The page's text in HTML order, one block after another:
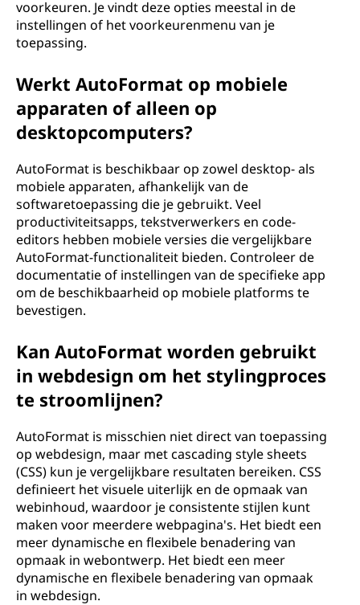
voorkeuren. Je vindt deze opties meestal in de
instellingen of het voorkeurenmenu van je
toepassing.
Werkt AutoFormat op mobiele
apparaten of alleen op
desktopcomputers?
AutoFormat is beschikbaar op zowel desktop- als
mobiele apparaten, afhankelijk van de
softwaretoepassing die je gebruikt. Veel
productiviteitsapps, tekstverwerkers en code-
editors hebben mobiele versies die vergelijkbare
AutoFormat-functionaliteit bieden. Controleer de
documentatie of instellingen van de specifieke app
om de beschikbaarheid op mobiele platforms te
bevestigen.
Kan AutoFormat worden gebruikt
in webdesign om het stylingproces
te stroomlijnen?
AutoFormat is misschien niet direct van toepassing
op webdesign, maar met cascading style sheets
(CSS) kun je vergelijkbare resultaten bereiken. CSS
definieert het visuele uiterlijk en de opmaak van
webinhoud, waardoor je consistente stijlen kunt
maken voor meerdere webpagina's. Het biedt een
meer dynamische en flexibele benadering van
opmaak in webontwerp. Het biedt een meer
dynamische en flexibele benadering van opmaak
in webdesign.